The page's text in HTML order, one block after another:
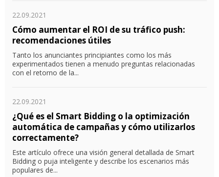
22.09.2021
Cómo aumentar el ROI de su tráfico push:
recomendaciones útiles
Tanto los anunciantes principiantes como los más
experimentados tienen a menudo preguntas relacionadas
con el retorno de la...
22.09.2021
¿Qué es el Smart Bidding o la optimización
automática de campañas y cómo utilizarlos
correctamente?
Este artículo ofrece una visión general detallada de Smart
Bidding o puja inteligente y describe los escenarios más
populares de...